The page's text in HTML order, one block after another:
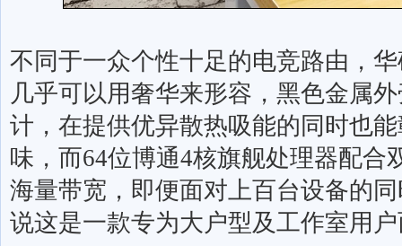
不同于一众个性十足的电竞路由，
几乎可以用奢华来形容，黑色金属
计，在提供优异散热吸能的同时也
味，而64位博通4核旗舰处理器配合
海量带宽，即便面对上百台设备的
说这是一款专为大户型及工作室用